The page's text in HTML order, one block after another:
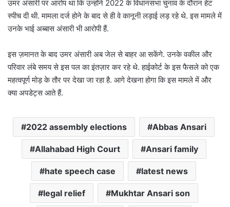
उमर अंसारी पर आरोप था कि उन्होंने 2022 के विधानसभा चुनाव के दौरान हेट
स्पीच दी थी. मामला दर्ज होने के बाद से ही वे कानूनी लड़ाई लड़ रहे थे. इस मामले में
उनके भाई अब्बास अंसारी भी आरोपी हैं.
इस ज़मानत के बाद उमर अंसारी अब जेल से बाहर आ सकेंगे. उनके वकील और
परिवार लंबे समय से इस पल का इंतज़ार कर रहे थे. हाईकोर्ट के इस फैसले को एक
महत्वपूर्ण मोड़ के तौर पर देखा जा रहा है. आगे देखना होगा कि इस मामले में और
क्या अपडेट्स आते हैं.
2022 assembly elections Abbas Ansari
Allahabad High Court Ansari family
hate speech case latest news
legal relief Mukhtar Ansari son